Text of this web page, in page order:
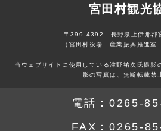
宮田村観光
〒399-4392 長野県上伊那郡
（宮田村役場 産業振興推進室
当ウェブサイトに使用している津野祐次氏撮影
影の写真は、無断転載禁
電話： 0265-
FAX：0265-